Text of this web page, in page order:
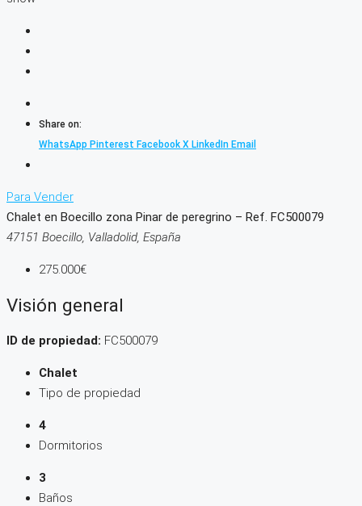
Share on:
WhatsApp Pinterest Facebook X LinkedIn Email
Para Vender
Chalet en Boecillo zona Pinar de peregrino – Ref. FC500079
47151 Boecillo, Valladolid, España
275.000€
Visión general
ID de propiedad: FC500079
Chalet
Tipo de propiedad
4
Dormitorios
3
Baños